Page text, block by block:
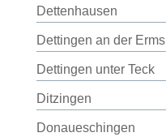
Dettenhausen
Dettingen an der Erms
Dettingen unter Teck
Ditzingen
Donaueschingen